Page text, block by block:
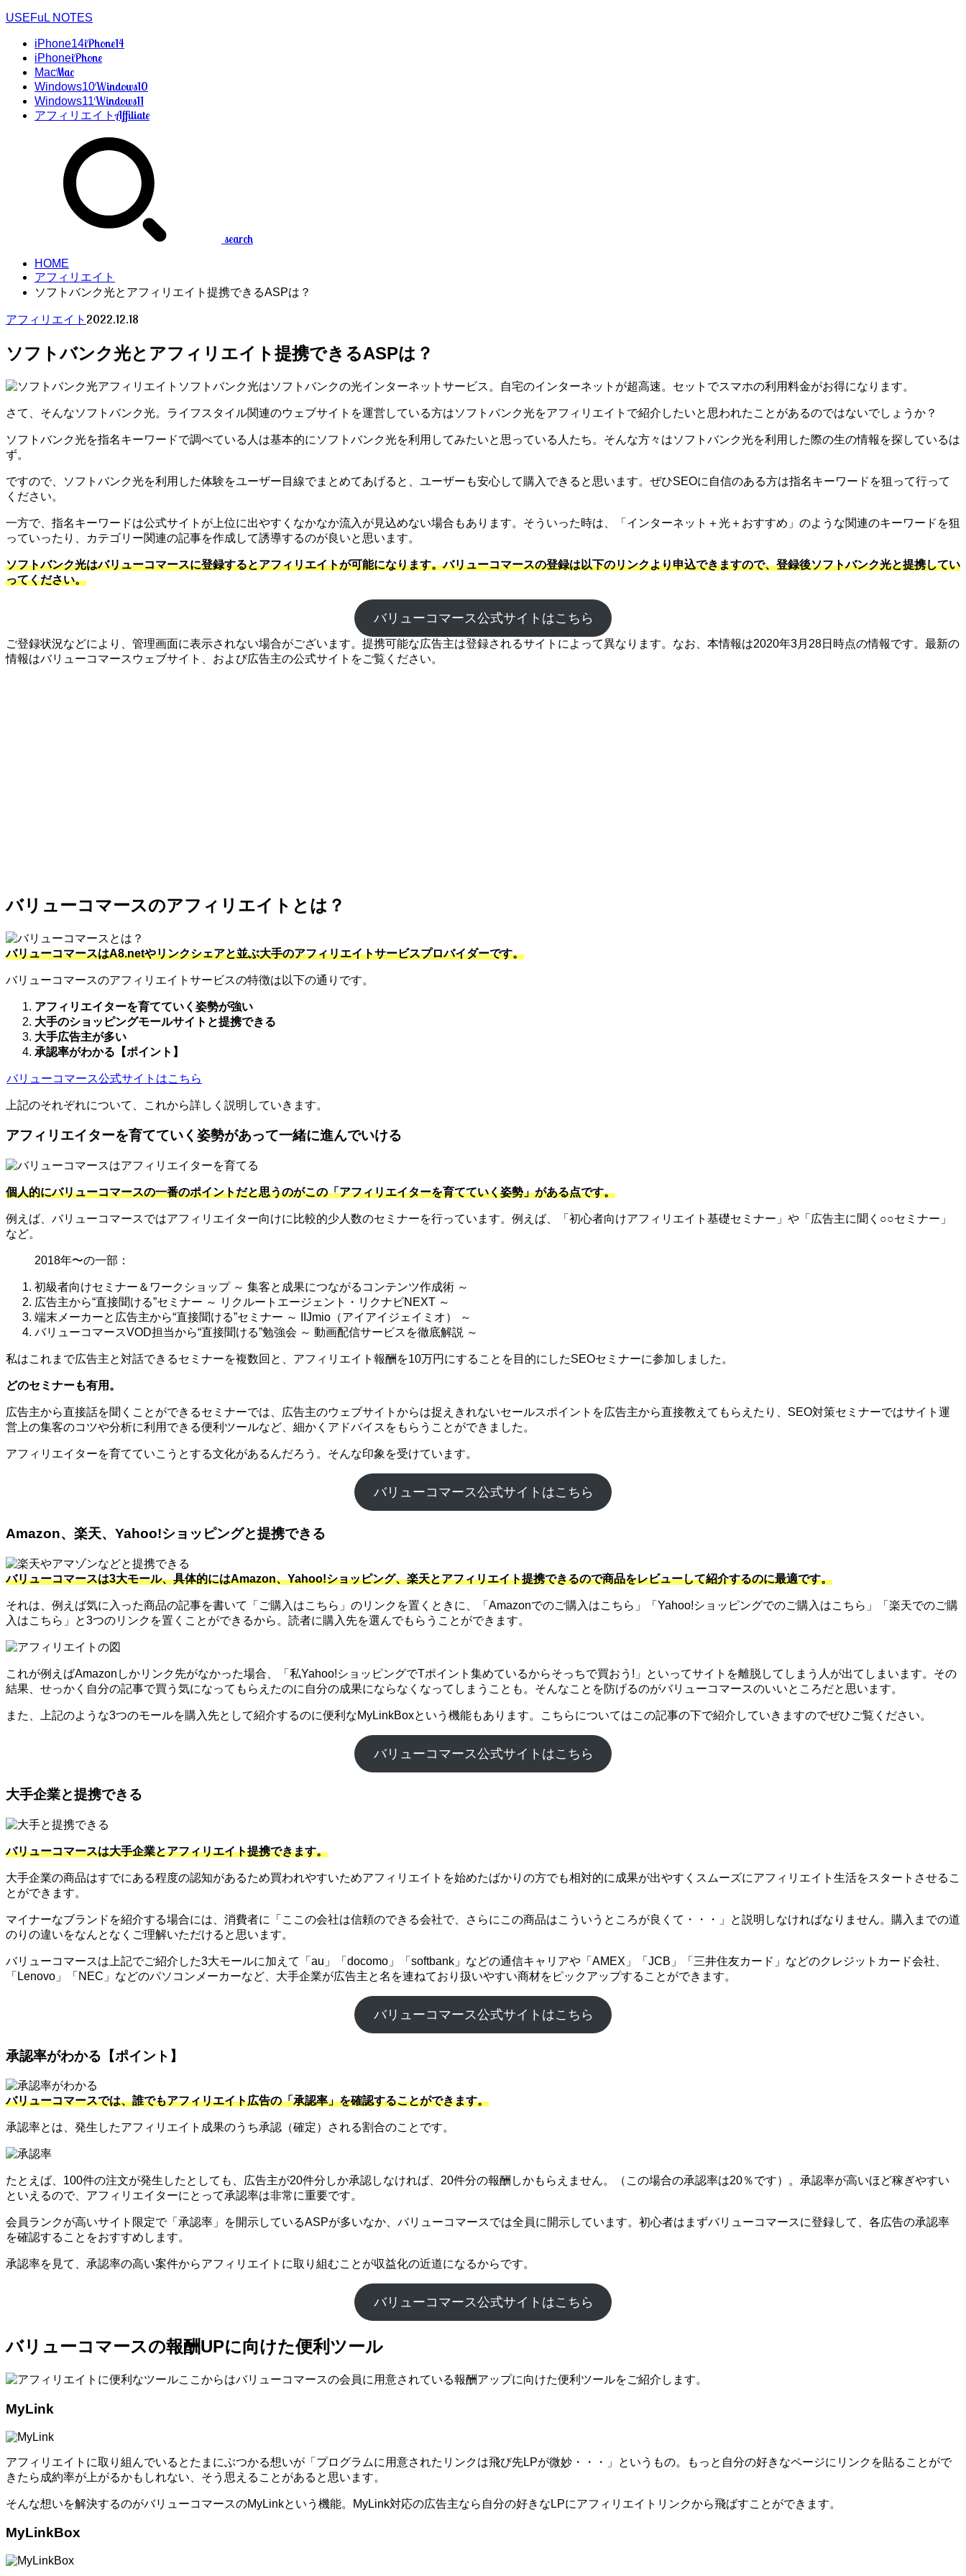
USEFuL NOTES
iPhone14iPhone14
iPhoneiPhone
MacMac
Windows10Windows10
Windows11Windows11
アフィリエイトAffiliate
search
HOME
アフィリエイト
ソフトバンク光とアフィリエイト提携できるASPは？
アフィリエイト 2022.12.18
ソフトバンク光とアフィリエイト提携できるASPは？
ソフトバンク光はソフトバンクの光インターネットサービス。自宅のインターネットが超高速。セットでスマホの利用料金がお得になります。
さて、そんなソフトバンク光。ライフスタイル関連のウェブサイトを運営している方はソフトバンク光をアフィリエイトで紹介したいと思われたことがあるのではないでしょうか？
ソフトバンク光を指名キーワードで調べている人は基本的にソフトバンク光を利用してみたいと思っている人たち。そんな方々はソフトバンク光を利用した際の生の情報を探しているは
ず。
ですので、ソフトバンク光を利用した体験をユーザー目線でまとめてあげると、ユーザーも安心して購入できると思います。ぜひSEOに自信のある方は指名キーワードを狙って行って
ください。
一方で、指名キーワードは公式サイトが上位に出やすくなかなか流入が見込めない場合もあります。そういった時は、「インターネット＋光＋おすすめ」のような関連のキーワードを狙
っていったり、カテゴリー関連の記事を作成して誘導するのが良いと思います。
ソフトバンク光はバリューコマースに登録するとアフィリエイトが可能になります。バリューコマースの登録は以下のリンクより申込できますので、登録後ソフトバンク光と提携してい
ってください。
バリューコマース公式サイトはこちら
ご登録状況などにより、管理画面に表示されない場合がございます。提携可能な広告主は登録されるサイトによって異なります。なお、本情報は2020年3月28日時点の情報です。最新の
情報はバリューコマースウェブサイト、および広告主の公式サイトをご覧ください。
バリューコマースのアフィリエイトとは？
バリューコマースはA8.netやリンクシェアと並ぶ大手のアフィリエイトサービスプロバイダーです。
バリューコマースのアフィリエイトサービスの特徴は以下の通りです。
アフィリエイターを育てていく姿勢が強い
大手のショッピングモールサイトと提携できる
大手広告主が多い
承認率がわかる【ポイント】
バリューコマース公式サイトはこちら
上記のそれぞれについて、これから詳しく説明していきます。
アフィリエイターを育てていく姿勢があって一緒に進んでいける
個人的にバリューコマースの一番のポイントだと思うのがこの「アフィリエイターを育てていく姿勢」がある点です。
例えば、バリューコマースではアフィリエイター向けに比較的少人数のセミナーを行っています。例えば、「初心者向けアフィリエイト基礎セミナー」や「広告主に聞く○○セミナー」
など。
2018年〜の一部：
初級者向けセミナー＆ワークショップ ～ 集客と成果につながるコンテンツ作成術 ～
広告主から“直接聞ける”セミナー ～ リクルートエージェント・リクナビNEXT ～
端末メーカーと広告主から“直接聞ける”セミナー ～ IIJmio（アイアイジェイミオ） ～
バリューコマースVOD担当から“直接聞ける”勉強会 ～ 動画配信サービスを徹底解説 ～
私はこれまで広告主と対話できるセミナーを複数回と、アフィリエイト報酬を10万円にすることを目的にしたSEOセミナーに参加しました。
どのセミナーも有用。
広告主から直接話を聞くことができるセミナーでは、広告主のウェブサイトからは捉えきれないセールスポイントを広告主から直接教えてもらえたり、SEO対策セミナーではサイト運
営上の集客のコツや分析に利用できる便利ツールなど、細かくアドバイスをもらうことができました。
アフィリエイターを育てていこうとする文化があるんだろう。そんな印象を受けています。
バリューコマース公式サイトはこちら
Amazon、楽天、Yahoo!ショッピングと提携できる
バリューコマースは3大モール、具体的にはAmazon、Yahoo!ショッピング、楽天とアフィリエイト提携できるので商品をレビューして紹介するのに最適です。
それは、例えば気に入った商品の記事を書いて「ご購入はこちら」のリンクを置くときに、「Amazonでのご購入はこちら」「Yahoo!ショッピングでのご購入はこちら」「楽天でのご購
入はこちら」と3つのリンクを置くことができるから。読者に購入先を選んでもらうことができます。
これが例えばAmazonしかリンク先がなかった場合、「私Yahoo!ショッピングでTポイント集めているからそっちで買おう!」といってサイトを離脱してしまう人が出てしまいます。その
結果、せっかく自分の記事で買う気になってもらえたのに自分の成果にならなくなってしまうことも。そんなことを防げるのがバリューコマースのいいところだと思います。
また、上記のような3つのモールを購入先として紹介するのに便利なMyLinkBoxという機能もあります。こちらについてはこの記事の下で紹介していきますのでぜひご覧ください。
バリューコマース公式サイトはこちら
大手企業と提携できる
バリューコマースは大手企業とアフィリエイト提携できます。
大手企業の商品はすでにある程度の認知があるため買われやすいためアフィリエイトを始めたばかりの方でも相対的に成果が出やすくスムーズにアフィリエイト生活をスタートさせるこ
とができます。
マイナーなブランドを紹介する場合には、消費者に「ここの会社は信頼のできる会社で、さらにこの商品はこういうところが良くて・・・」と説明しなければなりません。購入までの道
のりの違いをなんとなくご理解いただけると思います。
バリューコマースは上記でご紹介した3大モールに加えて「au」「docomo」「softbank」などの通信キャリアや「AMEX」「JCB」「三井住友カード」などのクレジットカード会社、
「Lenovo」「NEC」などのパソコンメーカーなど、大手企業が広告主と名を連ねており扱いやすい商材をピックアップすることができます。
バリューコマース公式サイトはこちら
承認率がわかる【ポイント】
バリューコマースでは、誰でもアフィリエイト広告の「承認率」を確認することができます。
承認率とは、発生したアフィリエイト成果のうち承認（確定）される割合のことです。
たとえば、100件の注文が発生したとしても、広告主が20件分しか承認しなければ、20件分の報酬しかもらえません。（この場合の承認率は20％です）。承認率が高いほど稼ぎやすい
といえるので、アフィリエイターにとって承認率は非常に重要です。
会員ランクが高いサイト限定で「承認率」を開示しているASPが多いなか、バリューコマースでは全員に開示しています。初心者はまずバリューコマースに登録して、各広告の承認率
を確認することをおすすめします。
承認率を見て、承認率の高い案件からアフィリエイトに取り組むことが収益化の近道になるからです。
バリューコマース公式サイトはこちら
バリューコマースの報酬UPに向けた便利ツール
ここからはバリューコマースの会員に用意されている報酬アップに向けた便利ツールをご紹介します。
MyLink
アフィリエイトに取り組んでいるとたまにぶつかる想いが「プログラムに用意されたリンクは飛び先LPが微妙・・・」というもの。もっと自分の好きなページにリンクを貼ることがで
きたら成約率が上がるかもしれない、そう思えることがあると思います。
そんな想いを解決するのがバリューコマースのMyLinkという機能。MyLink対応の広告主なら自分の好きなLPにアフィリエイトリンクから飛ばすことができます。
MyLinkBox